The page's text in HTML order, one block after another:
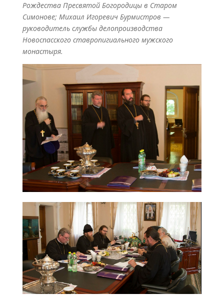
Рождества Пресвятой Богородицы в Старом
Симонове; Михаил Игоревич Бурмистров —
руководитель службы делопроизводства
Новоспасского ставропигиального мужского
монастыря.